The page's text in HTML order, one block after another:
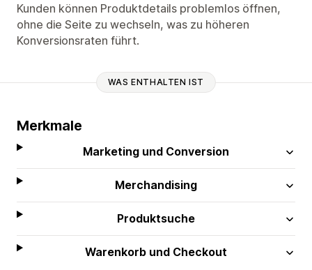
Kunden können Produktdetails problemlos öffnen,
ohne die Seite zu wechseln, was zu höheren
Konversionsraten führt.
WAS ENTHALTEN IST
Merkmale
Marketing und Conversion
Merchandising
Produktsuche
Warenkorb und Checkout